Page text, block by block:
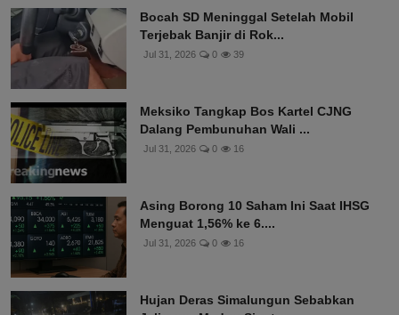
Bocah SD Meninggal Setelah Mobil
Terjebak Banjir di Rok...
Jul 31, 2026 0 39
Meksiko Tangkap Bos Kartel CJNG
Dalang Pembunuhan Wali ...
Jul 31, 2026 0 16
Asing Borong 10 Saham Ini Saat IHSG
Menguat 1,56% ke 6....
Jul 31, 2026 0 16
Hujan Deras Simalungun Sebabkan